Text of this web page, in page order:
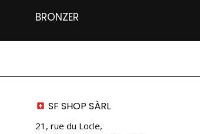
BRONZER
SF SHOP SÀRL
21, rue du Locle,